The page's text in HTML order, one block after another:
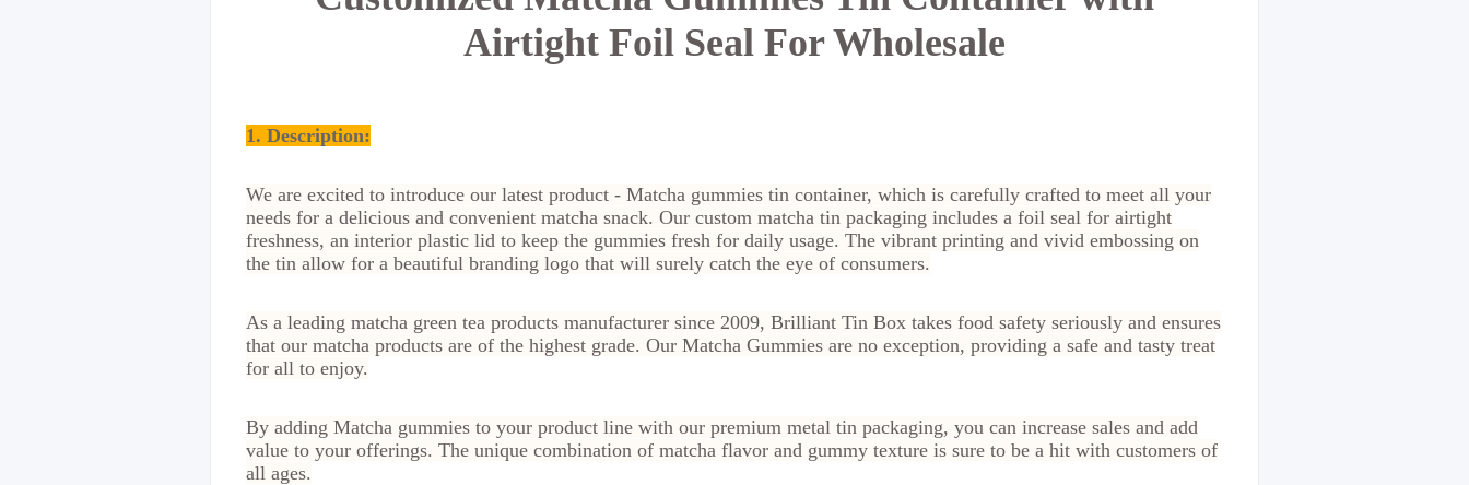
Airtight Foil Seal For Wholesale
1. Description:
We are excited to introduce our latest product - Matcha gummies tin container, which is carefully crafted to meet all your
needs for a delicious and convenient matcha snack. Our custom matcha tin packaging includes a foil seal for airtight
freshness, an interior plastic lid to keep the gummies fresh for daily usage. The vibrant printing and vivid embossing on
the tin allow for a beautiful branding logo that will surely catch the eye of consumers.
As a leading matcha green tea products manufacturer since 2009, Brilliant Tin Box takes food safety seriously and ensures
that our matcha products are of the highest grade. Our Matcha Gummies are no exception, providing a safe and tasty treat
for all to enjoy.
By adding Matcha gummies to your product line with our premium metal tin packaging, you can increase sales and add
value to your offerings. The unique combination of matcha flavor and gummy texture is sure to be a hit with customers of
all ages.